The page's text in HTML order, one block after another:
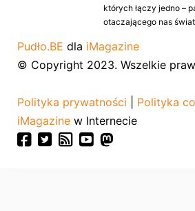
których łączy jedno –
otaczającego nas
Pudło.BE dla iMagazine
© Copyright 2023. Wszelkie
Polityka prywatności
Polityka
iMagazine w Internecie